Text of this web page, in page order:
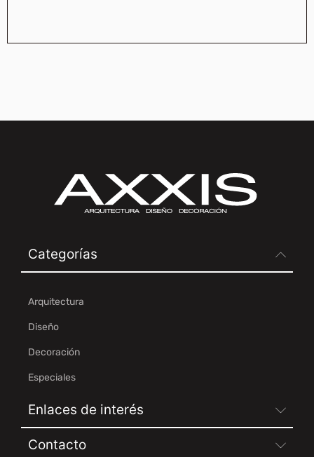
Categorías
Arquitectura
Diseño
Decoración
Especiales
Enlaces de interés
Contacto